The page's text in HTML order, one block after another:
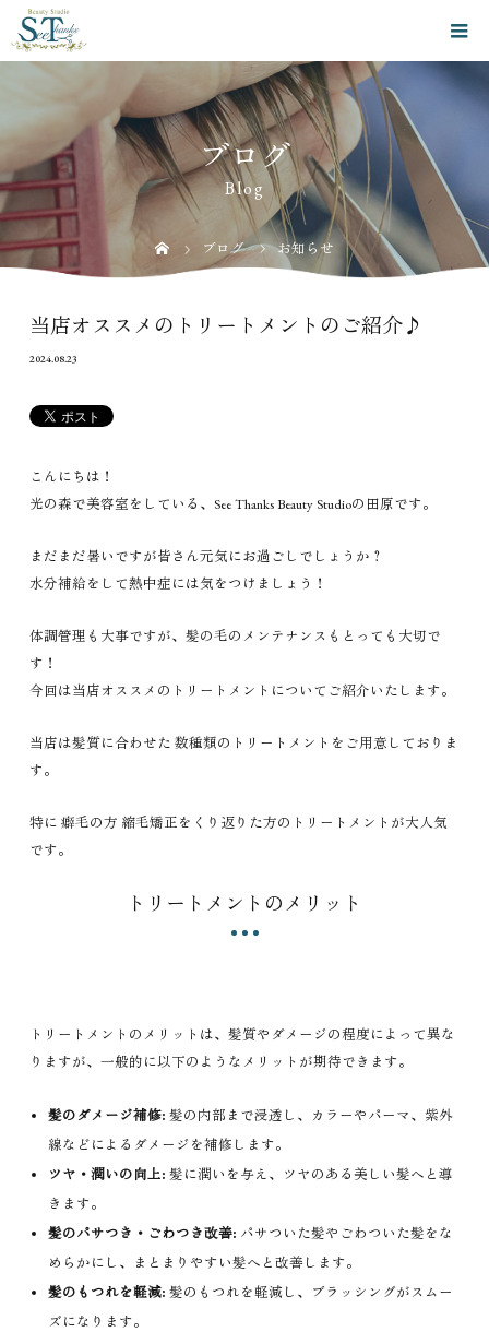
ブログ
Blog
ブログ お知らせ
当店オススメのトリートメントのご紹介♪
2024.08.23
こんにちは！
光の森で美容室をしている、See Thanks Beauty Studioの田原です。
まだまだ暑いですが皆さん元気にお過ごしでしょうか？
水分補給をして熱中症には気をつけましょう！
体調管理も大事ですが、髪の毛のメンテナンスもとっても大切で
す！
今回は当店オススメのトリートメントについてご紹介いたします。
当店は髪質に合わせた 数種類のトリートメントをご用意しておりま
す。
特に 癖毛の方 縮毛矯正をくり返りた方のトリートメントが大人気
です。
トリートメントのメリット
トリートメントのメリットは、髪質やダメージの程度によって異な
りますが、一般的に以下のようなメリットが期待できます。
髪のダメージ補修: 髪の内部まで浸透し、カラーやパーマ、紫外
線などによるダメージを補修します。
ツヤ・潤いの向上: 髪に潤いを与え、ツヤのある美しい髪へと導
きます。
髪のパサつき・ごわつき改善: パサついた髪やごわついた髪をな
めらかにし、まとまりやすい髪へと改善します。
髪のもつれを軽減: 髪のもつれを軽減し、ブラッシングがスムー
ズになります。